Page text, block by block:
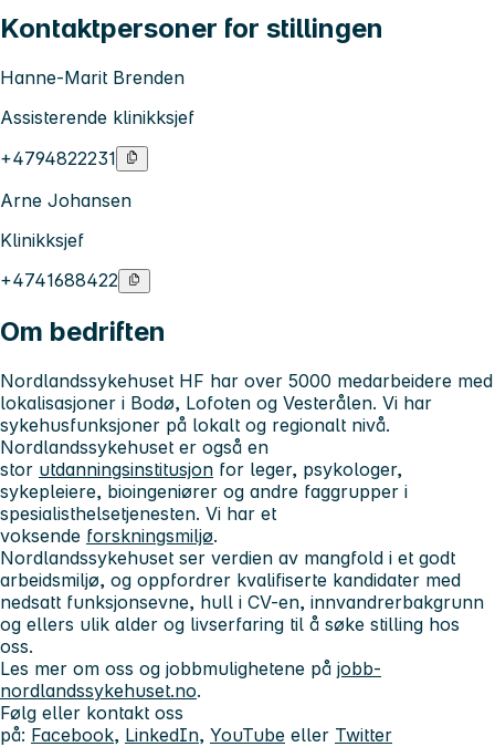
Kontaktpersoner for stillingen
Hanne-Marit Brenden
Assisterende klinikksjef
+4794822231
Arne Johansen
Klinikksjef
+4741688422
Om bedriften
Nordlandssykehuset HF har over 5000 medarbeidere med
lokalisasjoner i Bodø, Lofoten og Vesterålen. Vi har
sykehusfunksjoner på lokalt og regionalt nivå.
Nordlandssykehuset er også en
stor utdanningsinstitusjon for leger, psykologer,
sykepleiere, bioingeniører og andre faggrupper i
spesialisthelsetjenesten. Vi har et
voksende forskningsmiljø.
Nordlandssykehuset ser verdien av mangfold i et godt
arbeidsmiljø, og oppfordrer kvalifiserte kandidater med
nedsatt funksjonsevne, hull i CV-en, innvandrerbakgrunn
og ellers ulik alder og livserfaring til å søke stilling hos
oss.
Les mer om oss og jobbmulighetene på jobb-
nordlandssykehuset.no.
Følg eller kontakt oss
på: Facebook, LinkedIn, YouTube eller Twitter